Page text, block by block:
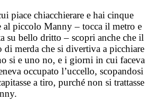
piace chiacchierare e hai cinque
al piccolo Manny – tocca il metro e
su bello dritto – scopri anche che il
di merda che si divertiva a picchiare
si e uno no, e i giorni in cui faceva
occupato l’uccello, scopandosi
a tiro, purché non si trattasse